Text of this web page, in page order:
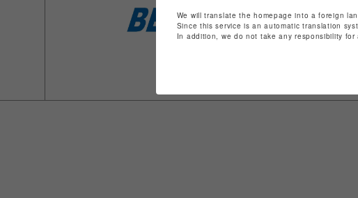
特定商取
ショップ
We will translate the homepage into a foreign
Since this service is an automatic translation
In addition, we do not take any responsibility